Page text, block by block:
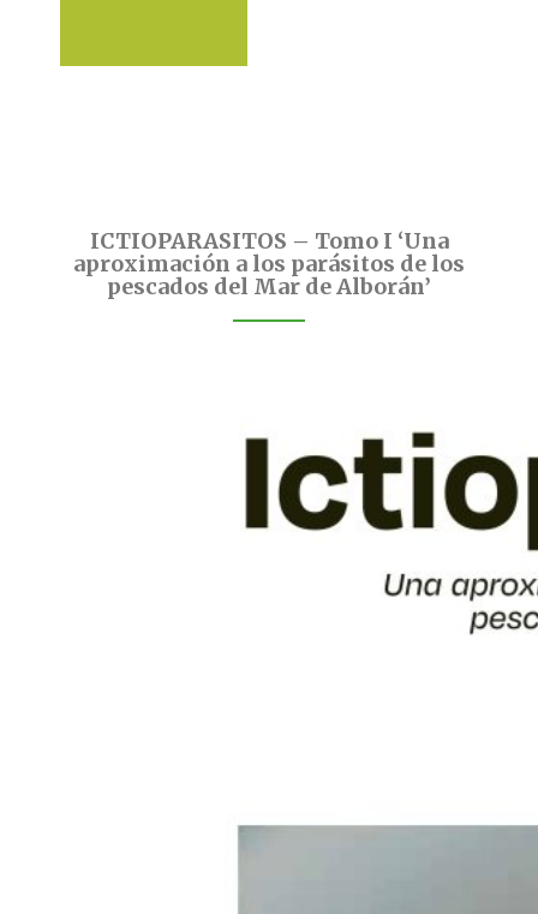
ICTIOPARASITOS – Tomo I ‘Una
aproximación a los parásitos de los
pescados del Mar de Alborán’